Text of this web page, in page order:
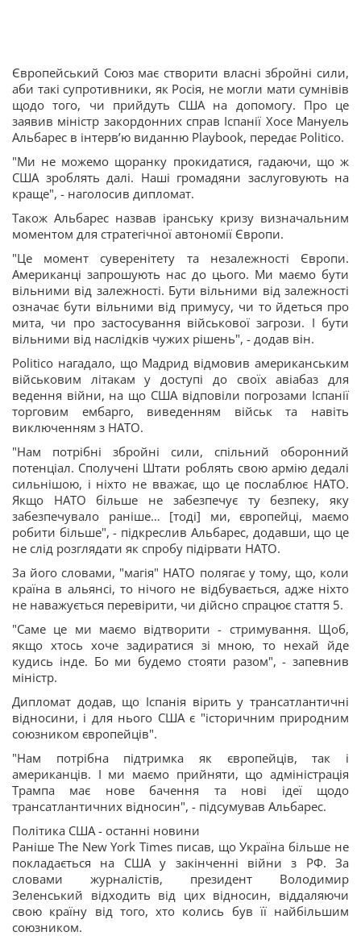
Європейський Союз має створити власні збройні сили,
аби такі супротивники, як Росія, не могли мати сумнівів
щодо того, чи прийдуть США на допомогу. Про це
заявив міністр закордонних справ Іспанії Хосе Мануель
Альбарес в інтерв’ю виданню Playbook, передає Politico.
"Ми не можемо щоранку прокидатися, гадаючи, що ж
США зроблять далі. Наші громадяни заслуговують на
краще", - наголосив дипломат.
Також Альбарес назвав іранську кризу визначальним
моментом для стратегічної автономії Європи.
"Це момент суверенітету та незалежності Європи.
Американці запрошують нас до цього. Ми маємо бути
вільними від залежності. Бути вільними від залежності
означає бути вільними від примусу, чи то йдеться про
мита, чи про застосування військової загрози. І бути
вільними від наслідків чужих рішень", - додав він.
Politico нагадало, що Мадрид відмовив американським
військовим літакам у доступі до своїх авіабаз для
ведення війни, на що США відповіли погрозами Іспанії
торговим ембарго, виведенням військ та навіть
виключенням з НАТО.
"Нам потрібні збройні сили, спільний оборонний
потенціал. Сполучені Штати роблять свою армію дедалі
сильнішою, і ніхто не вважає, що це послаблює НАТО.
Якщо НАТО більше не забезпечує ту безпеку, яку
забезпечувало раніше… [тоді] ми, європейці, маємо
робити більше", - підкреслив Альбарес, додавши, що це
не слід розглядати як спробу підірвати НАТО.
За його словами, "магія" НАТО полягає у тому, що, коли
країна в альянсі, то нічого не відбувається, адже ніхто
не наважується перевірити, чи дійсно спрацює стаття 5.
"Саме це ми маємо відтворити - стримування. Щоб,
якщо хтось хоче задиратися зі мною, то нехай йде
кудись інде. Бо ми будемо стояти разом", - запевнив
міністр.
Дипломат додав, що Іспанія вірить у трансатлантичні
відносини, і для нього США є "історичним природним
союзником європейців".
"Нам потрібна підтримка як європейців, так і
американців. І ми маємо прийняти, що адміністрація
Трампа має нове бачення та нові ідеї щодо
трансатлантичних відносин", - підсумував Альбарес.
Політика США - останні новини
Раніше The New York Times писав, що Україна більше не
покладається на США у закінченні війни з РФ. За
словами журналістів, президент Володимир
Зеленський відходить від цих відносин, віддаляючи
свою країну від того, хто колись був її найбільшим
союзником.